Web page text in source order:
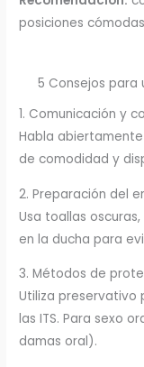
posiciones
5 Consejos para
1. Comunicación y
Habla
de comodidad y
2. Preparación del
Usa toallas
en la ducha para
3. Métodos de
Utiliza preservativo
las ITS. Para sexo
damas oral).